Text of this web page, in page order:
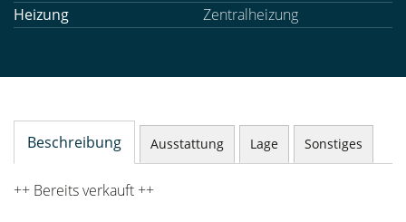
Heizung
Zentralheizung
Beschreibung Ausstattung Lage Sonstiges
++ Bereits verkauft ++